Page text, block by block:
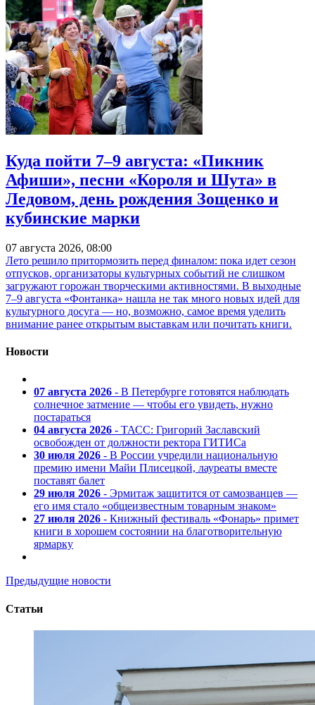
Куда пойти 7–9 августа: «Пикник
Афиши», песни «Короля и Шута» в
Ледовом, день рождения Зощенко и
кубинские марки
07 августа 2026, 08:00
Лето решило притормозить перед финалом: пока идет сезон
отпусков, организаторы культурных событий не слишком
загружают горожан творческими активностями. В выходные
7–9 августа «Фонтанка» нашла не так много новых идей для
культурного досуга — но, возможно, самое время уделить
внимание ранее открытым выставкам или почитать книги.
Новости
07 августа 2026 - В Петербурге готовятся наблюдать
солнечное затмение — чтобы его увидеть, нужно
постараться
04 августа 2026 - ТАСС: Григорий Заславский
освобожден от должности ректора ГИТИСа
30 июля 2026 - В России учредили национальную
премию имени Майи Плисецкой, лауреаты вместе
поставят балет
29 июля 2026 - Эрмитаж защитится от самозванцев —
его имя стало «общеизвестным товарным знаком»
27 июля 2026 - Книжный фестиваль «Фонарь» примет
книги в хорошем состоянии на благотворительную
ярмарку
Предыдущие новости
Статьи